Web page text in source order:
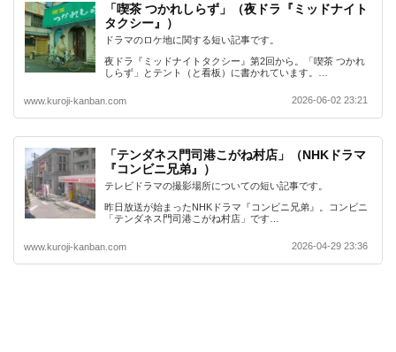
「喫茶 つかれしらず」（夜ドラ『ミッドナイト
タクシー』）
ドラマのロケ地に関する短い記事です。
夜ドラ『ミッドナイトタクシー』第2回から。「喫茶 つかれ
しらず」とテント（と看板）に書かれています。…
www.kuroji-kanban.com 2026-06-02 23:21
「テンダネス門司港こがね村店」（NHKドラマ
『コンビニ兄弟』）
テレビドラマの撮影場所についての短い記事です。
昨日放送が始まったNHKドラマ『コンビニ兄弟』。コンビニ
「テンダネス門司港こがね村店」です…
www.kuroji-kanban.com 2026-04-29 23:36